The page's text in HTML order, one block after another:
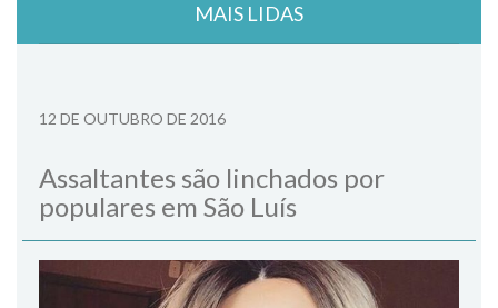
MAIS LIDAS
12 DE OUTUBRO DE 2016
Assaltantes são linchados por
populares em São Luís